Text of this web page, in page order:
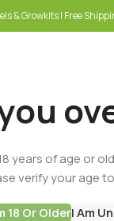
years of age or
verify your age
18 Or OlderI Am
& Growkits | Free
SELECT
B”